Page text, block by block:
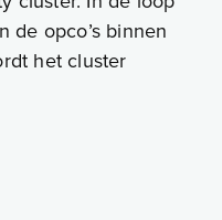
opco’s binnen
het cluster